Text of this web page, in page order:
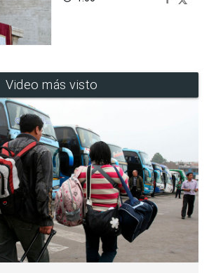
Video más visto